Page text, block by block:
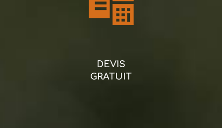
DEVIS
GRATUIT